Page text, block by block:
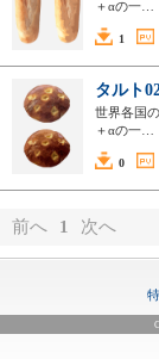
＋αの一…
1
タルト
世界各国
＋αの一…
0
前へ 1 次へ